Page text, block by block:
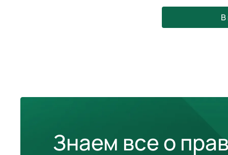
В
Знаем все о